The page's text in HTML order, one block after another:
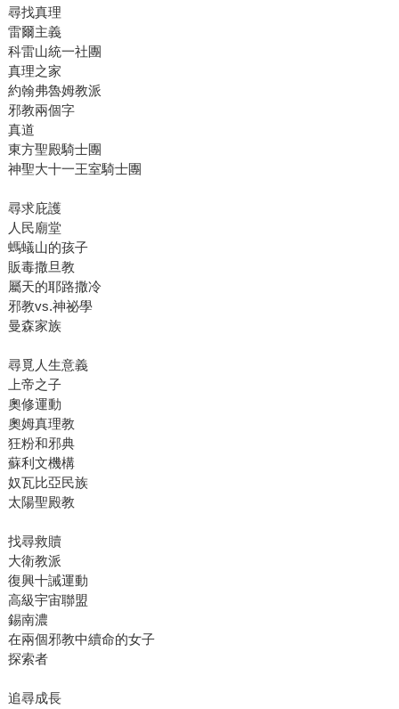
尋找真理
雷爾主義
科雷山統一社團
真理之家
約翰弗魯姆教派
邪教兩個字
真道
東方聖殿騎士團
神聖大十一王室騎士團
尋求庇護
人民廟堂
螞蟻山的孩子
販毒撒旦教
屬天的耶路撒冷
邪教vs.神祕學
曼森家族
尋覓人生意義
上帝之子
奧修運動
奧姆真理教
狂粉和邪典
蘇利文機構
奴瓦比亞民族
太陽聖殿教
找尋救贖
大衛教派
復興十誡運動
高級宇宙聯盟
錫南濃
在兩個邪教中續命的女子
探索者
追尋成長